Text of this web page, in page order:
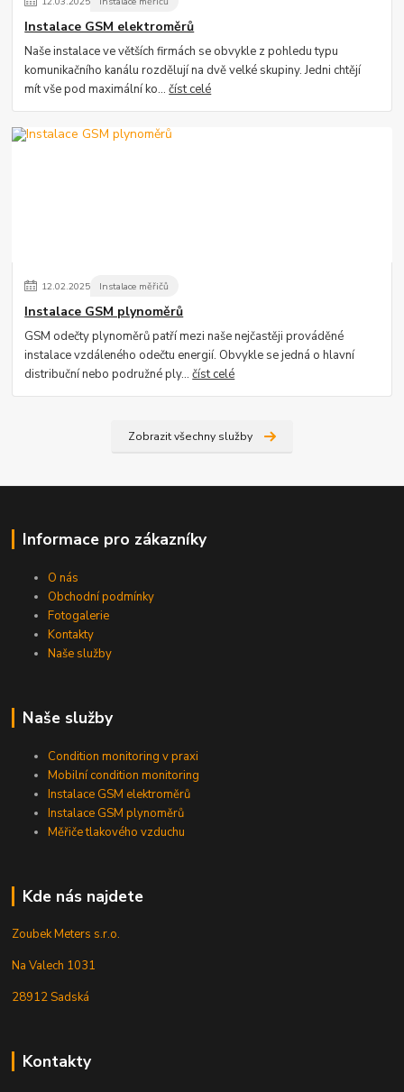
Instalace GSM elektroměrů
Naše instalace ve větších firmách se obvykle z pohledu typu
komunikačního kanálu rozdělují na dvě velké skupiny. Jedni chtějí
mít vše pod maximální ko...číst celé
12.02.2025 Instalace měřičů
Instalace GSM plynoměrů
GSM odečty plynoměrů patří mezi naše nejčastěji prováděné
instalace vzdáleného odečtu energií. Obvykle se jedná o hlavní
distribuční nebo podružné ply...číst celé
Zobrazit všechny služby
Informace pro zákazníky
O nás
Obchodní podmínky
Fotogalerie
Kontakty
Naše služby
Naše služby
Condition monitoring v praxi
Mobilní condition monitoring
Instalace GSM elektroměrů
Instalace GSM plynoměrů
Měřiče tlakového vzduchu
Kde nás najdete
Zoubek Meters s.r.o.
Na Valech 1031
28912 Sadská
Kontakty